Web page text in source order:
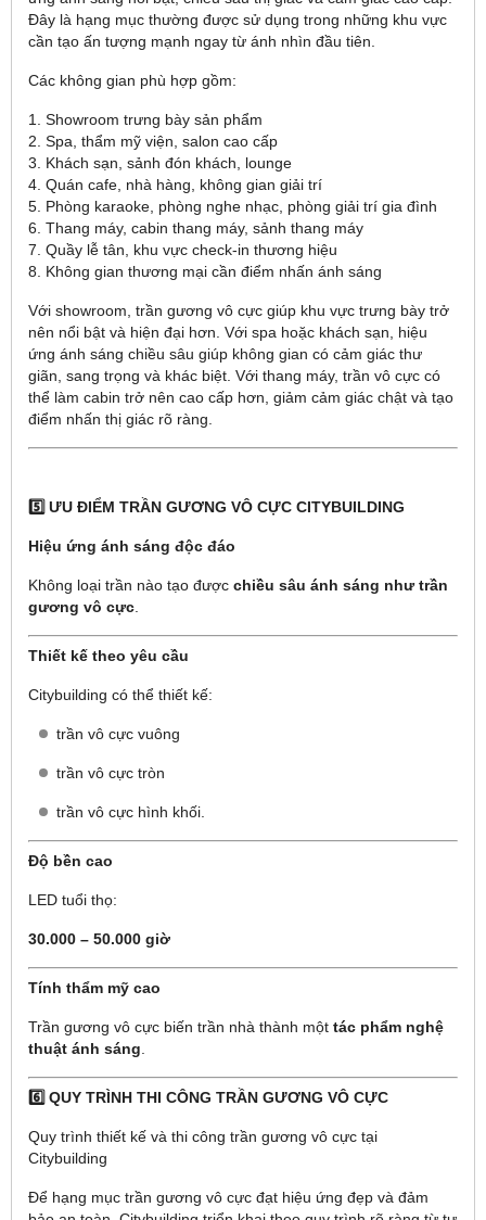
Đây là hạng mục thường được sử dụng trong những khu vực
cần tạo ấn tượng mạnh ngay từ ánh nhìn đầu tiên.
Các không gian phù hợp gồm:
1. Showroom trưng bày sản phẩm
2. Spa, thẩm mỹ viện, salon cao cấp
3. Khách sạn, sảnh đón khách, lounge
4. Quán cafe, nhà hàng, không gian giải trí
5. Phòng karaoke, phòng nghe nhạc, phòng giải trí gia đình
6. Thang máy, cabin thang máy, sảnh thang máy
7. Quầy lễ tân, khu vực check-in thương hiệu
8. Không gian thương mại cần điểm nhấn ánh sáng
Với showroom, trần gương vô cực giúp khu vực trưng bày trở
nên nổi bật và hiện đại hơn. Với spa hoặc khách sạn, hiệu
ứng ánh sáng chiều sâu giúp không gian có cảm giác thư
giãn, sang trọng và khác biệt. Với thang máy, trần vô cực có
thể làm cabin trở nên cao cấp hơn, giảm cảm giác chật và tạo
điểm nhấn thị giác rõ ràng.
5️⃣ ƯU ĐIỂM TRẦN GƯƠNG VÔ CỰC CITYBUILDING
Hiệu ứng ánh sáng độc đáo
Không loại trần nào tạo được chiều sâu ánh sáng như trần
gương vô cực
Thiết kế theo yêu cầu
Citybuilding có thể thiết kế:
trần vô cực vuông
trần vô cực tròn
trần vô cực hình khối.
Độ bền cao
LED tuổi thọ:
30.000 – 50.000 giờ
Tính thẩm mỹ cao
Trần gương vô cực biến trần nhà thành một tác phẩm nghệ
thuật ánh sáng
6️⃣ QUY TRÌNH THI CÔNG TRẦN GƯƠNG VÔ CỰC
Quy trình thiết kế và thi công trần gương vô cực tại
Citybuilding
Để hạng mục trần gương vô cực đạt hiệu ứng đẹp và đảm